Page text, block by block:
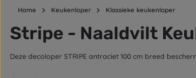
Home Keukenloper Klassieke keukenloper
Stripe - Naaldvilt
Deze decoloper STRIPE antraciet 100 cm breed